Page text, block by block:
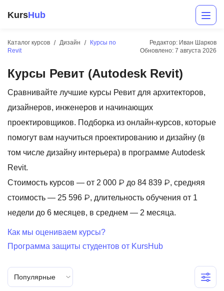
KursHub
Каталог курсов Дизайн
Курсы по
Revit
Редактор: Иван Шарков
Обновлено: 7 августа 2026
Курсы Ревит (Autodesk Revit)
Сравнивайте лучшие курсы Ревит для архитекторов,
дизайнеров, инженеров и начинающих
проектировщиков. Подборка из онлайн-курсов, которые
помогут вам научиться проектированию и дизайну (в
том числе дизайну интерьера) в программе Autodesk
Revit.
Стоимость курсов — от 2 000 ₽ до 84 839 ₽, средняя
стоимость — 25 596 ₽, длительность обучения от 1
недели до 6 месяцев, в среднем — 2 месяца.
Как мы оцениваем курсы?
Программа защиты студентов от KursHub
Популярные
Разработка
Маркетинг
Дизайн
Аналитика
Менеджмент
Иностранные языки
ДПО